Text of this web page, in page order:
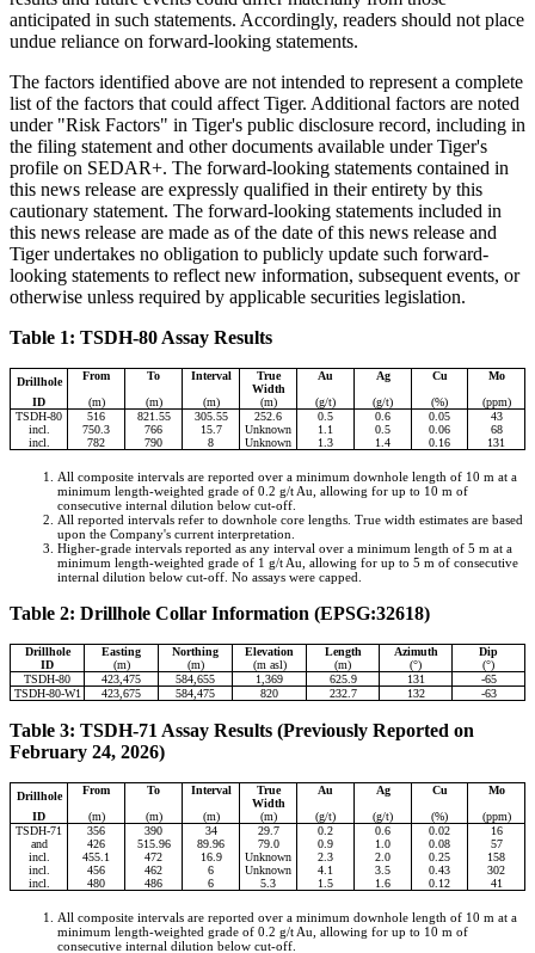
anticipated in such statements. Accordingly, readers should not place
undue reliance on forward-looking statements.
The factors identified above are not intended to represent a complete
list of the factors that could affect Tiger. Additional factors are noted
under "Risk Factors" in Tiger's public disclosure record, including in
the filing statement and other documents available under Tiger's
profile on SEDAR+. The forward-looking statements contained in
this news release are expressly qualified in their entirety by this
cautionary statement. The forward-looking statements included in
this news release are made as of the date of this news release and
Tiger undertakes no obligation to publicly update such forward-
looking statements to reflect new information, subsequent events, or
otherwise unless required by applicable securities legislation.
Table 1: TSDH-80 Assay Results
Drillhole From To Interval
True
Width
Au Ag Cu
Mo
ID
(m) (m) (m) (m) (g/t) (g/t) (%)
(ppm)
TSDH-80
516 821.55 305.55 252.6 0.5 0.6 0.05
43
incl.
750.3 766 15.7 Unknown 1.1 0.5 0.06
68
incl.
782 790 8 Unknown 1.3 1.4 0.16 131
All composite intervals are reported over a minimum downhole length of 10 m at a
minimum length-weighted grade of 0.2 g/t Au, allowing for up to 10 m of
consecutive internal dilution below cut-off.
All reported intervals refer to downhole core lengths. True width estimates are based
upon the Company's current interpretation.
Higher-grade intervals reported as any interval over a minimum length of 5 m at a
minimum length-weighted grade of 1 g/t Au, allowing for up to 5 m of consecutive
internal dilution below cut-off. No assays were capped.
Table 2: Drillhole Collar Information (EPSG:32618)
Drillhole Easting Northing Elevation Length Azimuth
Dip
ID
(m) (m) (m asl) (m) (°)
(°)
TSDH-80
423,475 584,655 1,369 625.9 131
-65
TSDH-80-W1
423,675 584,475 820 232.7 132 -63
Table 3: TSDH-71 Assay Results (Previously Reported on
February 24, 2026)
Drillhole From To Interval
True
Width
Au Ag Cu
Mo
ID
(m) (m) (m) (m) (g/t) (g/t) (%)
(ppm)
TSDH-71
356 390 34 29.7 0.2 0.6 0.02
16
and
426 515.96 89.96 79.0 0.9 1.0 0.08
57
incl.
455.1 472 16.9 Unknown 2.3 2.0 0.25
158
incl.
456 462 6 Unknown 4.1 3.5 0.43
302
incl.
480 486 6 5.3 1.5 1.6 0.12 41
All composite intervals are reported over a minimum downhole length of 10 m at a
minimum length-weighted grade of 0.2 g/t Au, allowing for up to 10 m of
consecutive internal dilution below cut-off.